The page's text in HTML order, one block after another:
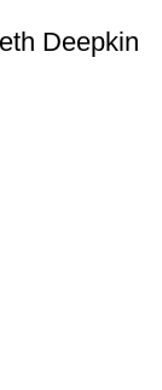
Deepkin